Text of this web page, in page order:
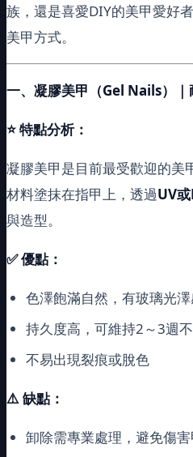
族，還是喜愛DIY的美甲愛好
美甲方式。
一、凝膠美甲（Gel Nails）
⭐特點分析：
凝膠美甲是目前最受歡迎的美
材料塗抹在指甲上，透過UV
與造型。
✅ 優點：
色澤飽滿自然，有玻璃光
持久度高，可維持2～3週
不易出現裂痕或脫色
⚠️ 缺點：
卸除需專業處理，避免傷